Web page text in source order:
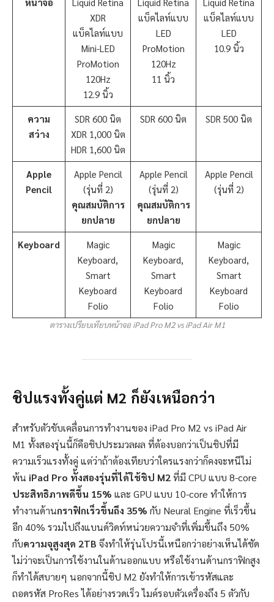
XDR
แบ็คไลท์แบบ
Mini-LED
ProMotion
120Hz
12.9 นิ้ว
แบ็คไลท์แบบ
LED
ProMotion
120Hz
11 นิ้ว
แบ็คไลท์แบบ
LED
10.9 นิ้ว
ความ
สว่าง
SDR 600 นิต
XDR 1,000 นิต
HDR 1,600 นิต
SDR 600 นิต SDR 500 นิต
Apple
Pencil
Apple Pencil
(รุ่นที่ 2)
คุณสมบัติการ
ยกปลาย
Apple Pencil
(รุ่นที่ 2)
คุณสมบัติการ
ยกปลาย
Apple Pencil
(รุ่นที่ 2)
Keyboard
Magic
Keyboard,
Smart
Keyboard
Folio
Magic
Keyboard,
Smart
Keyboard
Folio
Magic
Keyboard,
Smart
Keyboard
Folio
ตารางเปรียบเทียบหน้าจอ iPad Pro M2 vs iPad Air M1
ชิปแรงทั้งคู่แต่ M2 ก็ยังเหนือกว่า
สำหรับตัวขับเคลื่อนการทำงานของ iPad Pro M2 vs iPad Air
M1 ทั้งสองรุ่นนี้ก็คือชิปประมวลผล ที่ต้องบอกว่าเป็นชิปที่มี
ความเร็วแรงทั้งคู่ แต่ว่าถ้าต้องเทียบว่าใครแรงกว่าก็คงจะหนีไม่
พ้น iPad Pro ทั้งสองรุ่นที่ได้ใช้ชิป M2ที่มี CPU แบบ 8-core
ประสิทธิภาพดีขึ้น 15% และ GPU แบบ 10-core ทำให้การ
ทำงานด้านกราฟิกเร็วขึ้นถึง 35% กับ Neural Engine ที่เร็วขึ้น
อีก 40% รวมไปถึงแบนด์วิดท์หน่วยความจำที่เพิ่มขึ้นถึง 50%
กับความจุสูงสุด 2TB จึงทำให้รุ่นโปรนี้เหนือกว่าอย่างเห็นได้ชัด
ไม่ว่าจะเป็นการใช้งานในด้านออกแบบ หรือใช้งานด้านกราฟิกสูง
ก็ทำได้สบายๆ นอกจากนี้ชิป M2 ยังทำให้การเข้ารหัสและ
ถอดรหัส ProRes ได้อย่างรวดเร็ว ไมค์รอบตัวเครื่องถึง 5 ตัวกับ